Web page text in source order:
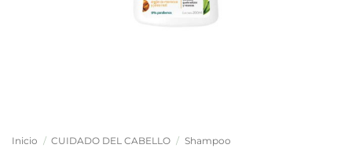
Inicio / CUIDADO DEL CABELLO / Shampoo